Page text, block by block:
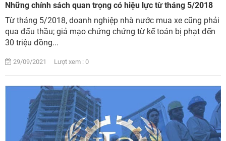
Những chính sách quan trọng có hiệu lực từ tháng 5/2018
Từ tháng 5/2018, doanh nghiệp nhà nước mua xe cũng phải
qua đấu thầu; giả mạo chứng chứng từ kế toán bị phạt đến
30 triệu đồng...
29/09/2021 Lượt xem : 0